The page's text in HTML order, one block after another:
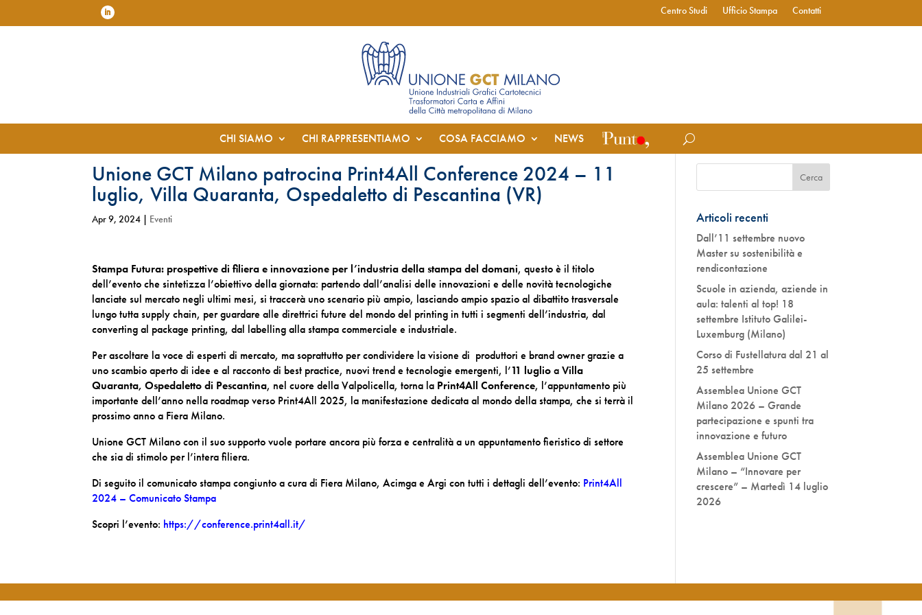
Centro Studi Ufficio Stampa Contatti
CHI SIAMO CHI RAPPRESENTIAMO COSA FACCIAMO NEWS
Unione GCT Milano patrocina Print4All Conference 2024 – 11
luglio, Villa Quaranta, Ospedaletto di Pescantina (VR)
Apr 9, 2024 | Eventi
Stampa Futura: prospettive di filiera e innovazione per l’industria della stampa del domani, questo è il titolo
dell’evento che sintetizza l’obiettivo della giornata: partendo dall’analisi delle innovazioni e delle novità tecnologiche
lanciate sul mercato negli ultimi mesi, si traccerà uno scenario più ampio, lasciando ampio spazio al dibattito trasversale
lungo tutta supply chain, per guardare alle direttrici future del mondo del printing in tutti i segmenti dell’industria, dal
converting al package printing, dal labelling alla stampa commerciale e industriale.
Per ascoltare la voce di esperti di mercato, ma soprattutto per condividere la visione di produttori e brand owner grazie a
uno scambio aperto di idee e al racconto di best practice, nuovi trend e tecnologie emergenti, l’11 luglioaVilla
Quaranta, Ospedaletto di Pescantina, nel cuore della Valpolicella, torna la Print4All Conference, l’appuntamento più
importante dell’anno nella roadmap verso Print4All 2025, la manifestazione dedicata al mondo della stampa, che si terrà il
prossimo anno a Fiera Milano.
Unione GCT Milano con il suo supporto vuole portare ancora più forza e centralità a un appuntamento fieristico di settore
che sia di stimolo per l’intera filiera.
Di seguito il comunicato stampa congiunto a cura di Fiera Milano, Acimga e Argi con tutti i dettagli dell’evento: Print4All
2024 – Comunicato Stampa
Scopri l’evento: https://conference.print4all.it/
Articoli recenti
Dall’11 settembre nuovo
Master su sostenibilità e
rendicontazione
Scuole in azienda, aziende in
aula: talenti al top! 18
settembre Istituto Galilei-
Luxemburg (Milano)
Corso di Fustellatura dal 21 al
25 settembre
Assemblea Unione GCT
Milano 2026 – Grande
partecipazione e spunti tra
innovazione e futuro
Assemblea Unione GCT
Milano – “Innovare per
crescere” – Martedì 14 luglio
2026